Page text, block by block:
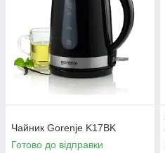
Чайник Gorenje K17BK
Готово до відправки